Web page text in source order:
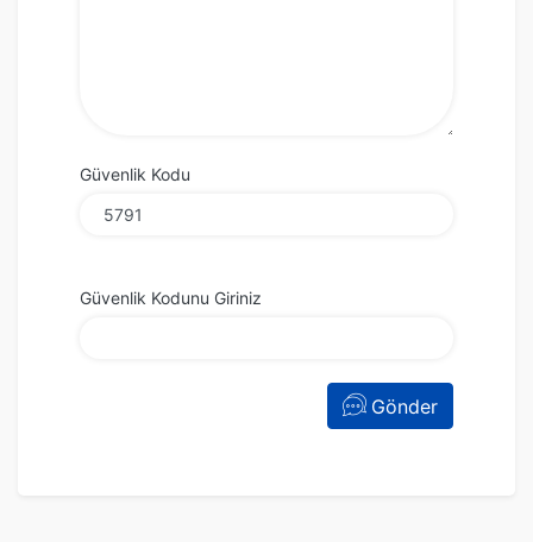
Güvenlik Kodu
Güvenlik Kodunu Giriniz
Gönder